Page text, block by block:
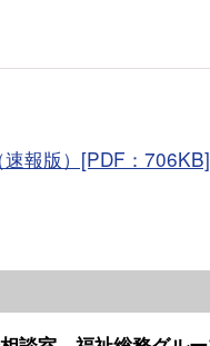
報版）[PDF：706KB]